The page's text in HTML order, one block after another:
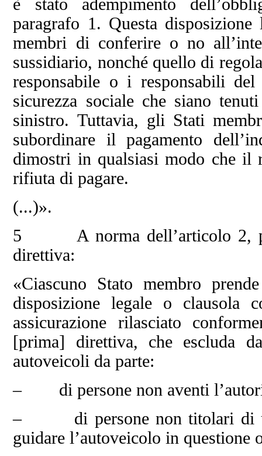
è stato adempimento
paragrafo 1. Questa
membri di conferire o no
sussidiario, nonché quello di
responsabile o i responsabili
sicurezza sociale che siano
sinistro. Tuttavia, gli Stati
subordinare il pagamento
dimostri in qualsiasi modo che il
rifiuta di pagare.
(...)».
5 A norma dell’articolo 2,
direttiva:
«Ciascuno Stato membro
disposizione legale o clausola
assicurazione rilasciato
[prima] direttiva, che escluda
autoveicoli da parte:
– di persone non aventi
– di persone non titolari di
guidare l’autoveicolo in questione